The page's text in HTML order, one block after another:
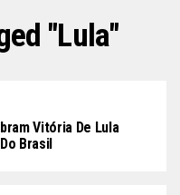
"lula"
Vitória De Lula
Brasil